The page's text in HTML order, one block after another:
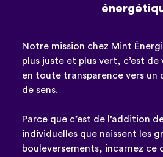
Notre mission chez Mint
plus juste et plus vert, c’est
en toute transparence vers
de sens.
Parce que c’est de l’addition
individuelles que naissent les
bouleversements, incarnez ce